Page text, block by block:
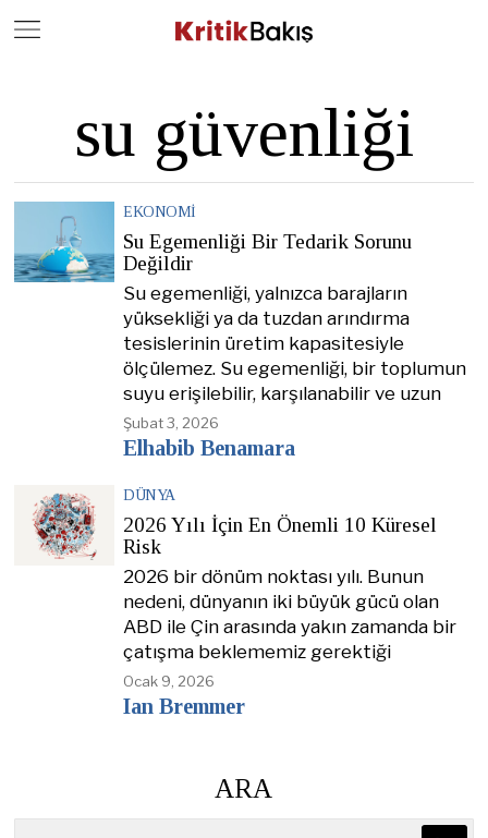
su güvenliği
EKONOMI
Su Egemenliği Bir Tedarik Sorunu
Değildir
Su egemenliği, yalnızca barajların
yüksekliği ya da tuzdan arındırma
tesislerinin üretim kapasitesiyle
ölçülemez. Su egemenliği, bir toplumun
suyu erişilebilir, karşılanabilir ve uzun
Şubat 3, 2026
Elhabib Benamara
DÜNYA
2026 Yılı İçin En Önemli 10 Küresel
Risk
2026 bir dönüm noktası yılı. Bunun
nedeni, dünyanın iki büyük gücü olan
ABD ile Çin arasında yakın zamanda bir
çatışma beklememiz gerektiği
Ocak 9, 2026
Ian Bremmer
ARA